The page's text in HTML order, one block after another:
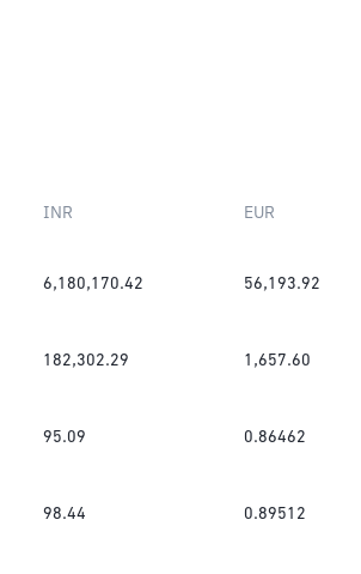
INR EUR
6,180,170.42 56,193.92
182,302.29 1,657.60
95.09 0.86462
98.44 0.89512